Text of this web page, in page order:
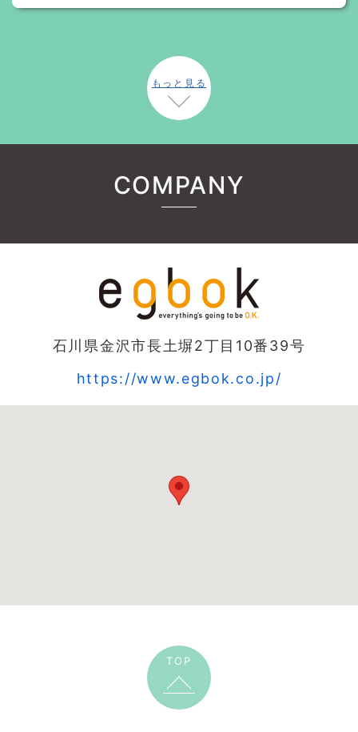
もっと見る
COMPANY
石川県金沢市長土塀2丁目10番39号
https://www.egbok.co.jp/
TOP